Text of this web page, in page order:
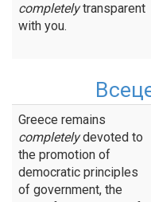
completelytransparent
with you.
Greece remains
completelydevoted to
the promotion of
democratic principles
of government, the